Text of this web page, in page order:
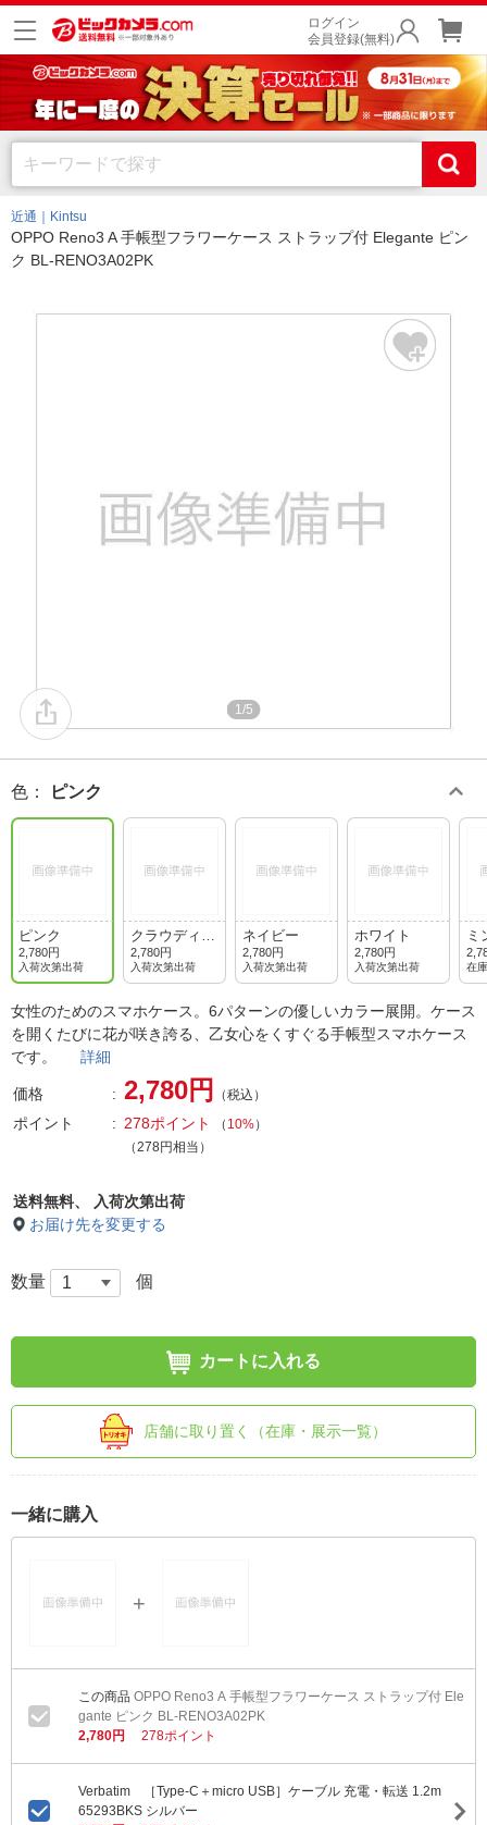
ログイン
会員登録(無料)
近通｜Kintsu
OPPO Reno3 A 手帳型フラワーケース ストラップ付 Elegante ピン
ク BL-RENO3A02PK
1/5
色 ： ピンク
ピンク
2,780円
入荷次第出荷
クラウディブ
ルー
2,780円
入荷次第出荷
ネイビー
2,780円
入荷次第出荷
ホワイト
2,780円
入荷次第出荷
ミ
在
女性のためのスマホケース。6パターンの優しいカラー展開。ケース
を開くたびに花が咲き誇る、乙女心をくすぐる手帳型スマホケース
です。 詳細
価格 2,780円 （税込）
ポイント 278ポイント （ 10%）
（278円相当）
送料無料、
入荷次第出荷
お届け先を変更する
数量 個
カートに入れる
店舗に取り置く（在庫・展示一覧）
一緒に購入
OPPO Reno3 A 手帳型フラワーケース ストラップ付 Ele
gante ピンク BL-RENO3A02PK
2,780円
278ポイント
Verbatim ［Type-C＋micro USB］ケーブル 充電・転送 1.2m
65293BKS シルバー